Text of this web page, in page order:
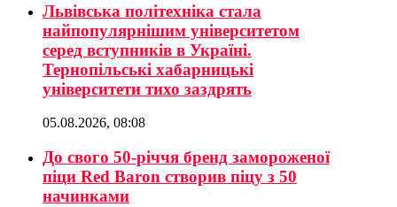
Львівська політехніка стала
найпопулярнішим університетом
серед вступників в Україні.
Тернопільські хабарницькі
університети тихо заздрять
05.08.2026, 08:08
До свого 50-річчя бренд замороженої
піци Red Baron створив піцу з 50
начинками